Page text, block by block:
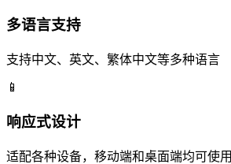
多语言支持
支持中文、英文、繁体中文等多种语言
📱
响应式设计
适配各种设备，移动端和桌面端均可使用